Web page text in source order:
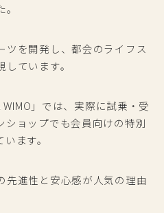
ツを開発し、都会のライフス
ています。
」では、実際に試乗・受
ショップでも会員向けの特別
ます。
先進性と安心感が人気の理由